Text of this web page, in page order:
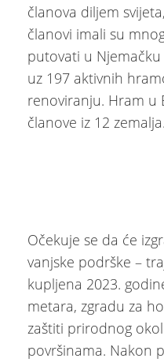
članova diljem
članovi imali su
putovati u
uz 197 aktivnih
renoviranju. Hram u
članove iz 12 zemalja.
Očekuje se da će
vanjske podrške –
kupljena 2023.
metara, zgradu za
zaštiti prirodnog
površinama. Nakon